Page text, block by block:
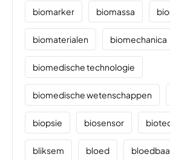
biomarker biomassa
biomaterialen biomechanica
biomedische technologie
biomedische wetenschappen
biopsie biosensor
bliksem bloed